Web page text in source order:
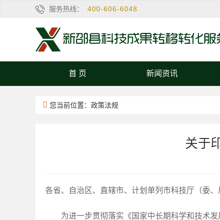
服务热线： 400-606-6048
首 页 新闻资讯
您当前位置：政策法规
关于
各省、自治区、直辖市、计划单列市科技厅（委
为进一步贯彻落实《国家中长期科学和技术